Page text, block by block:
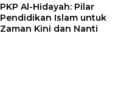
PKP Al-Hidayah: Pilar
Pendidikan Islam untuk
Zaman Kini dan Nanti